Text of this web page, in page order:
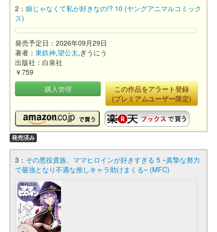
2： 娘じゃなくて私が好きなの!? 10 (ヤングアニマルコミック
ス)
発売予定日：2026年09月29日
著者： 東鉄神,望公太,ぎうにう
出版社：白泉社
￥759
購入管理
この作品をアラート登録
(プレミアムユーザー限定)
発売済み
3： その悪役貴族、ママヒロインが好きすぎる 5 ~真摯な努力
で最強となり不遇な推しキャラ助けまくる~ (MFC)